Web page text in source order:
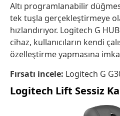
Altı programlanabilir
tek tuşla gerçekleştirmeye
hızlandırıyor. Logitech G
cihaz, kullanıcıların kendi
özelleştirme yapmasına
Fırsatı incele: Logitech G
Logitech Lift Sessiz